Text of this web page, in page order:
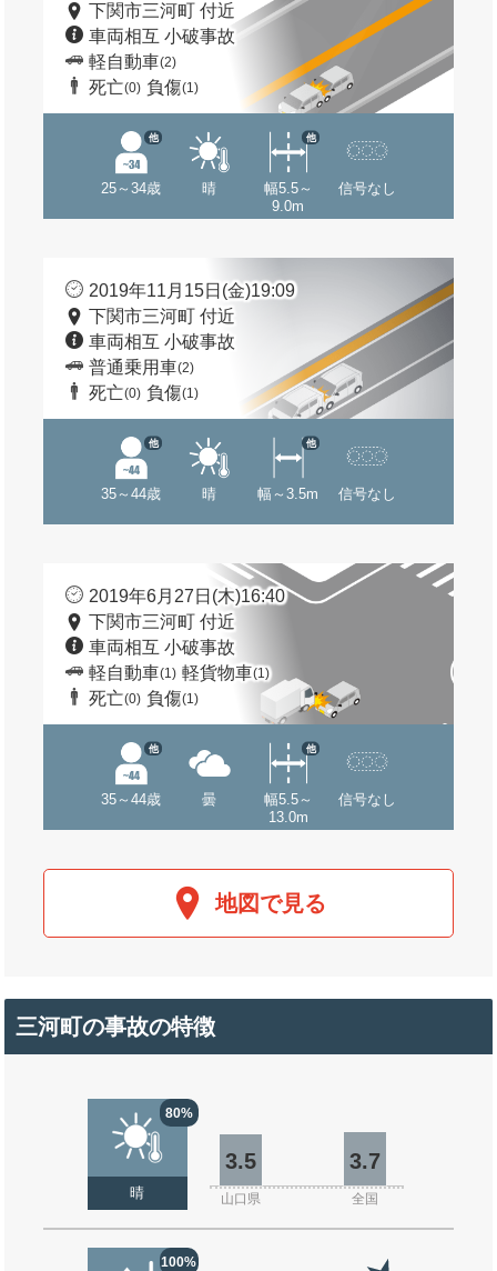
下関市三河町 付近
車両相互 小破事故
軽自動車(2)
死亡(0) 負傷(1)
25～34歳
他
晴
幅5.5～
9.0m
他
信号なし
2019年11月15日(金)19:09
下関市三河町 付近
車両相互 小破事故
普通乗用車(2)
死亡(0) 負傷(1)
35～44歳
他
晴 幅～3.5m
他
信号なし
2019年6月27日(木)16:40
下関市三河町 付近
車両相互 小破事故
軽自動車(1) 軽貨物車(1)
死亡(0) 負傷(1)
35～44歳
他
曇
幅5.5～
13.0m
他
信号なし
地図で見る
三河町の事故の特徴
80%
晴
3.5 3.7
山口県 全国
100%